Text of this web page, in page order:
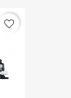
favorite_border